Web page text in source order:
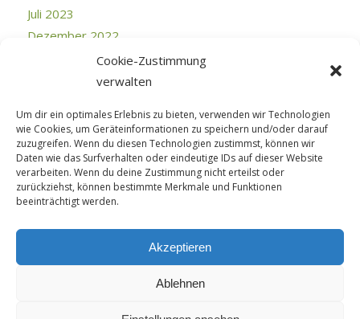
Cookie-Zustimmung
verwalten
Um dir ein optimales Erlebnis zu bieten, verwenden wir Technologien
wie Cookies, um Geräteinformationen zu speichern und/oder darauf
zuzugreifen. Wenn du diesen Technologien zustimmst, können wir
Daten wie das Surfverhalten oder eindeutige IDs auf dieser Website
verarbeiten. Wenn du deine Zustimmung nicht erteilst oder
zurückziehst, können bestimmte Merkmale und Funktionen
beeinträchtigt werden.
Akzeptieren
Ablehnen
Juli 2023
Dezember 2022
März 2018
Februar 2018
September 2017
Juli 2017
April 2015
Februar 2015